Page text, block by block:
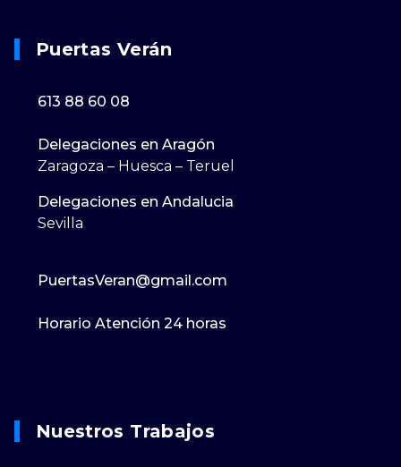
Puertas Verán
613 88 60 08
Delegaciones en Aragón
Zaragoza – Huesca – Teruel
Delegaciones en Andalucia
Sevilla
PuertasVeran@gmail.com
Horario Atención 24 horas
Nuestros Trabajos